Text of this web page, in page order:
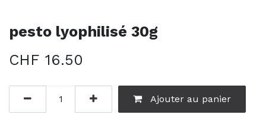
pesto lyophilisé 30g
CHF 16.50
Ajouter au panier